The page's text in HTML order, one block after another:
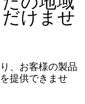
けませ
、お客様の製品
提供できませ